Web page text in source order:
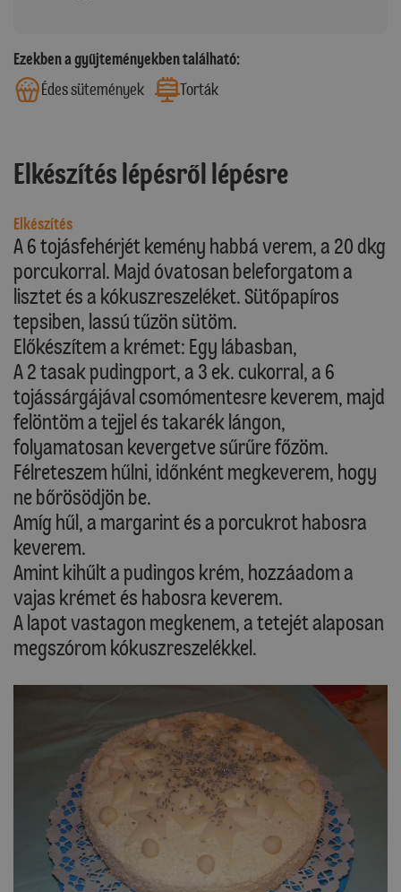
Ezekben a gyűjteményekben található:
Édes sütemények
Torták
Elkészítés lépésről lépésre
Elkészítés
A 6 tojásfehérjét kemény habbá verem, a 20 dkg
porcukorral. Majd óvatosan beleforgatom a
lisztet és a kókuszreszeléket. Sütőpapíros
tepsiben, lassú tűzön sütöm.
Előkészítem a krémet: Egy lábasban,
A 2 tasak pudingport, a 3 ek. cukorral, a 6
tojássárgájával csomómentesre keverem, majd
felöntöm a tejjel és takarék lángon,
folyamatosan kevergetve sűrűre főzöm.
Félreteszem hűlni, időnként megkeverem, hogy
ne bőrösödjön be.
Amíg hűl, a margarint és a porcukrot habosra
keverem.
Amint kihűlt a pudingos krém, hozzáadom a
vajas krémet és habosra keverem.
A lapot vastagon megkenem, a tetejét alaposan
megszórom kókuszreszelékkel.